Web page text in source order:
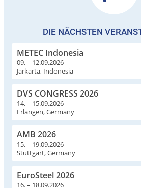
DIE NÄCHSTEN
METEC Indonesia
09. – 12.09.2026
Jarkarta, Indonesia
DVS CONGRESS 2026
14. – 15.09.2026
Erlangen, Germany
AMB 2026
15. – 19.09.2026
Stuttgart, Germany
EuroSteel 2026
16. – 18.09.2026